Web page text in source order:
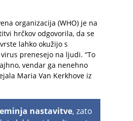
organizacija (WHO) je na
hrčkov odgovorila, da se
lahko okužijo s
prenesejo na ljudi. “To
vendar ga nenehno
Maria Van Kerkhove iz
nastavitve, zato